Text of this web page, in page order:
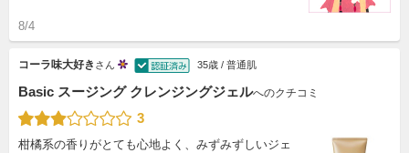
8/4
コーラ味大好き さん 35歳 / 普通肌
Basic スージング クレンジングジェルへのクチコミ
3
柑橘系の香りがとても心地よく、みずみずしいジェ